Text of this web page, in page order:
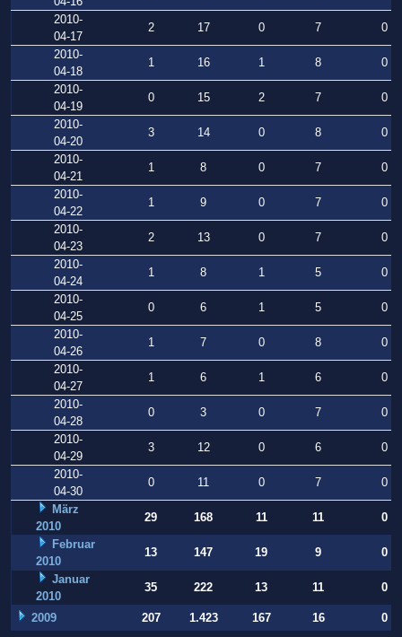
2010-
04-17
2 17 0 7
0
2010-
04-18
1 16 1 8
0
2010-
04-19
0 15 2 7
0
2010-
04-20
3 14 0 8
0
2010-
04-21
1 8 0 7
0
2010-
04-22
1 9 0 7
0
2010-
04-23
2 13 0 7
0
2010-
04-24
1 8 1 5
0
2010-
04-25
0 6 1 5
0
2010-
04-26
1 7 0 8
0
2010-
04-27
1 6 1 6
0
2010-
04-28
0 3 0 7
0
2010-
04-29
3 12 0 6
0
2010-
04-30
0 11 0 7
0
März
2010
29 168 11 11
0
Februar
2010
13 147 19 9
0
Januar
2010
35 222 13 11 0
2009 207 1.423 167 16 0